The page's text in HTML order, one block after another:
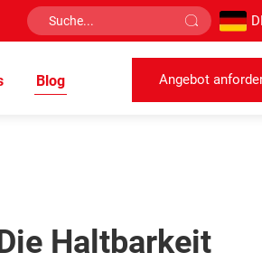
Blog Angebot
Haltbarkeit